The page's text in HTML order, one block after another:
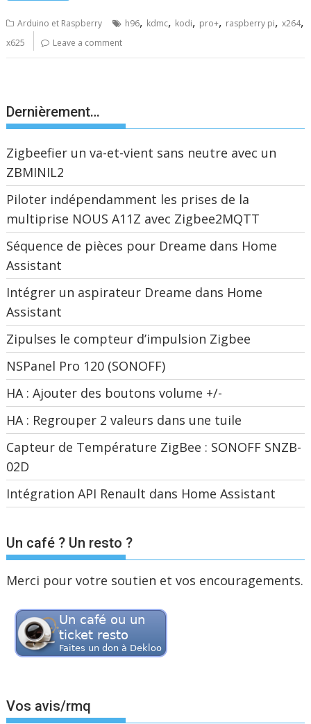
Arduino et Raspberry h96, kdmc, kodi, pro+, raspberry pi,x264,
x625 Leave a comment
Dernièrement…
Zigbeefier un va-et-vient sans neutre avec un
ZBMINIL2
Piloter indépendamment les prises de la
multiprise NOUS A11Z avec Zigbee2MQTT
Séquence de pièces pour Dreame dans Home
Assistant
Intégrer un aspirateur Dreame dans Home
Assistant
Zipulses le compteur d’impulsion Zigbee
NSPanel Pro 120 (SONOFF)
HA : Ajouter des boutons volume +/-
HA : Regrouper 2 valeurs dans une tuile
Capteur de Température ZigBee : SONOFF SNZB-
02D
Intégration API Renault dans Home Assistant
Un café ? Un resto ?
Merci pour votre soutien et vos encouragements.
Vos avis/rmq